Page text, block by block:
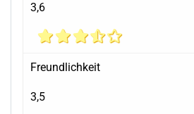
3,6
Freundlichkeit
3,5